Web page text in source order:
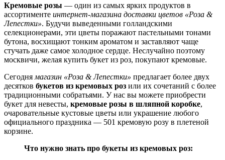
Кремовые розы — один из самых ярких продуктов в
ассортименте интернет-магазина доставки цветов «Роза &
Лепестки». Будучи выведенными голландскими
селекционерами, эти цветы поражают пастельными тонами
бутона, восхищают тонким ароматом и заставляют чаще
стучать даже самое холодное сердце. Неслучайно поэтому
москвичи, желая купить букет из роз, покупают кремовые.
Сегодня магазин «Роза & Лепестки» предлагает более двух
десятков букетов из кремовых роз или их сочетаний с более
традиционными собратьями. У нас вы можете приобрести
букет для невесты, кремовые розы в шляпной коробке,
очаровательные кустовые цветы или украшение любого
официального праздника — 501 кремовую розу в плетеной
корзине.
Что нужно знать про букеты из кремовых роз: